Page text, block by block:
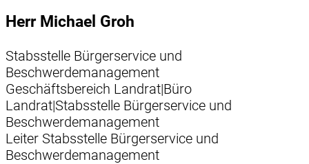
Herr Michael Groh
Stabsstelle Bürgerservice und
Beschwerdemanagement
Geschäftsbereich Landrat|Büro
Landrat|Stabsstelle Bürgerservice und
Beschwerdemanagement
Leiter Stabsstelle Bürgerservice und
Beschwerdemanagement